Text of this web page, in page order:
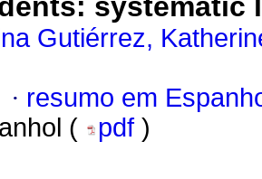
systematic
Gutiérrez,
· resumo em
(
pdf )